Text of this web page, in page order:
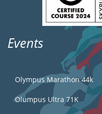
Events
Olympus Marathon 44k
Olumpus Ultra 71K